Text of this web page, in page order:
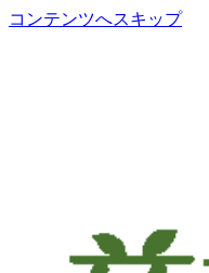
コンテンツへスキップ